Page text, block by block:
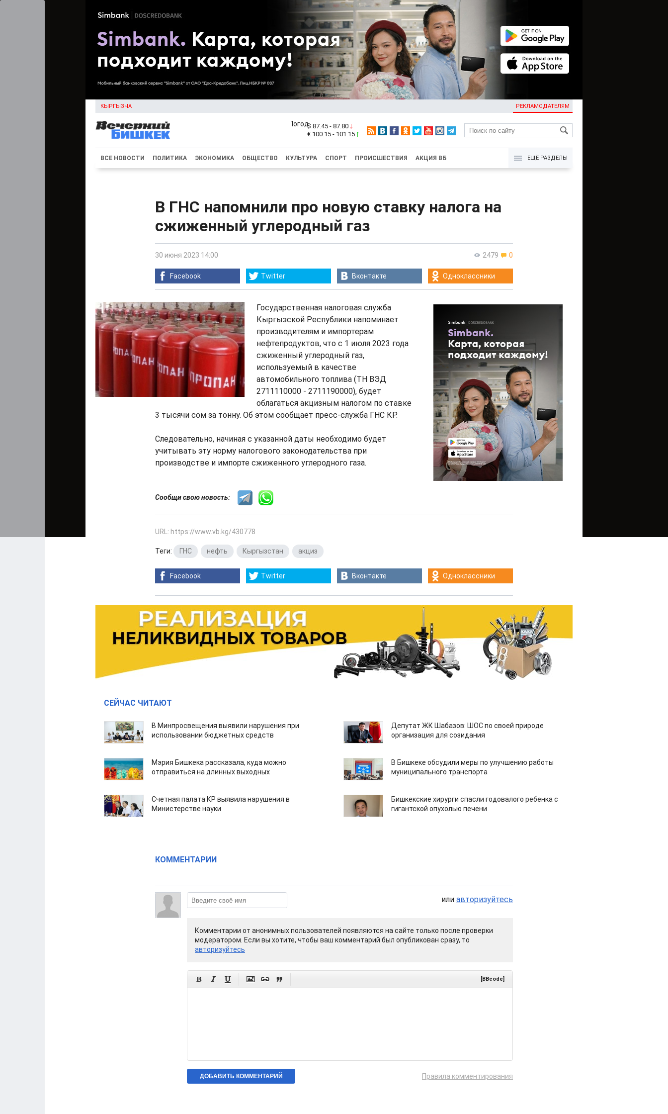
КЫРГЫЗЧА РЕКЛАМОДАТЕЛЯМ
KG
$ 87.45 - 87.80
€ 100.15 - 101.15
ВСЕ НОВОСТИ ПОЛИТИКА ЭКОНОМИКА ОБЩЕСТВО КУЛЬТУРА СПОРТ ПРОИСШЕСТВИЯ АКЦИЯ ВБ ЕЩЁ РАЗДЕЛЫ
В ГНС напомнили про новую ставку налога на
сжиженный углеродный газ
2479 0
30 июня 2023 14:00
Facebook Twitter Вконтакте Одноклассники
Государственная налоговая служба
Кыргызской Республики напоминает
производителям и импортерам
нефтепродуктов, что с 1 июля 2023 года
сжиженный углеродный газ,
используемый в качестве
автомобильного топлива (ТН ВЭД
2711110000 - 2711190000), будет
облагаться акцизным налогом по ставке
3 тысячи сом за тонну. Об этом сообщает пресс-служба ГНС КР.
Следовательно, начиная с указанной даты необходимо будет
учитывать эту норму налогового законодательства при
производстве и импорте сжиженного углеродного газа.
Сообщи свою новость:
URL: https://www.vb.kg/430778
Теги: ГНС нефть Кыргызстан акциз
Facebook Twitter Вконтакте Одноклассники
СЕЙЧАС ЧИТАЮТ
В Минпросвещения выявили нарушения при
использовании бюджетных средств
Депутат ЖК Шабазов: ШОС по своей природе
организация для созидания
Мэрия Бишкека рассказала, куда можно
отправиться на длинных выходных
В Бишкеке обсудили меры по улучшению работы
муниципального транспорта
Счетная палата КР выявила нарушения в
Министерстве науки
Бишкекские хирурги спасли годовалого ребенка с
гигантской опухолью печени
КОММЕНТАРИИ
или авторизуйтесь
Комментарии от анонимных пользователей появляются на сайте только после проверки
модератором. Если вы хотите, чтобы ваш комментарий был опубликован сразу, то
авторизуйтесь
      [BBcode]
Правила комментирования